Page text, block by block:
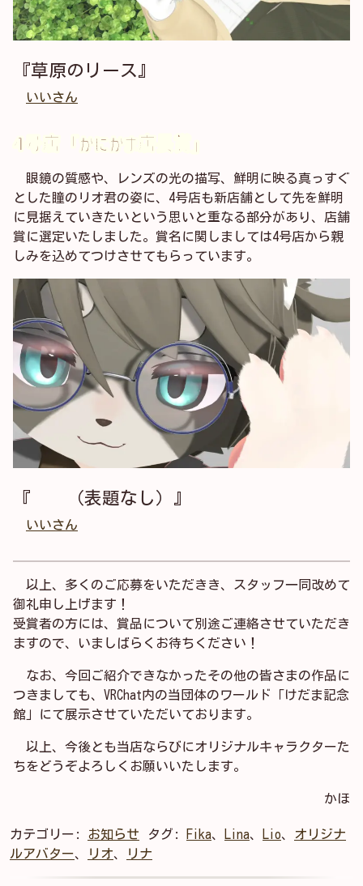
『草原のリース』
いいさん
4号店「かにかま店長賞」
眼鏡の質感や、レンズの光の描写、鮮明に映る真っすぐ
とした瞳のリオ君の姿に、4号店も新店舗として先を鮮明
に見据えていきたいという思いと重なる部分があり、店舗
賞に選定いたしました。賞名に関しましては4号店から親
しみを込めてつけさせてもらっています。
『 （表題なし）』
いいさん
以上、多くのご応募をいただきき、スタッフ一同改めて
御礼申し上げます！
受賞者の方には、賞品について別途ご連絡させていただき
ますので、いましばらくお待ちください！
なお、今回ご紹介できなかったその他の皆さまの作品に
つきましても、VRChat内の当団体のワールド「けだま記念
館」にて展示させていただいております。
以上、今後とも当店ならびにオリジナルキャラクターた
ちをどうぞよろしくお願いいたします。
かほ
カテゴリー: お知らせ タグ: Fika、 Lina、 Lio、 オリジナ
ルアバター、 リオ、 リナ